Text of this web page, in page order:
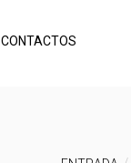
CONTACTOS